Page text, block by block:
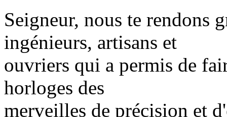
Seigneur, nous te rendons
ingénieurs, artisans et
ouvriers qui a permis de
horloges des
merveilles de précision et